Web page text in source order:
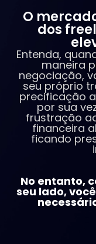
O
dos
Entenda,
maneira
negociação,
seu próprio
precificação
por sua
frustração
financeira
ficando
No entanto,
seu lado,